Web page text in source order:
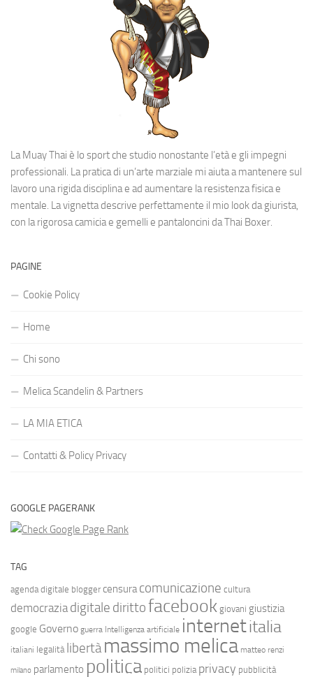
La Muay Thai è lo sport che studio nonostante l’età e gli impegni
professionali. La pratica di un’arte marziale mi aiuta a mantenere sul
lavoro una rigida disciplina e ad aumentare la resistenza fisica e
mentale. La vignetta descrive perfettamente il mio look da giurista,
con la rigorosa camicia e gemelli e pantaloncini da Thai Boxer.
PAGINE
Cookie Policy
Home
Chi sono
Melica Scandelin & Partners
LA MIA ETICA
Contatti & Policy Privacy
GOOGLE PAGERANK
TAG
agenda digitale blogger censura comunicazione cultura
democrazia digitale dirittofacebook giovani giustizia
google Governo guerra Intelligenza artificiale internetitalia
italiani legalità libertà massimo melica matteo renzi
milano parlamento politica politici polizia privacy pubblicità